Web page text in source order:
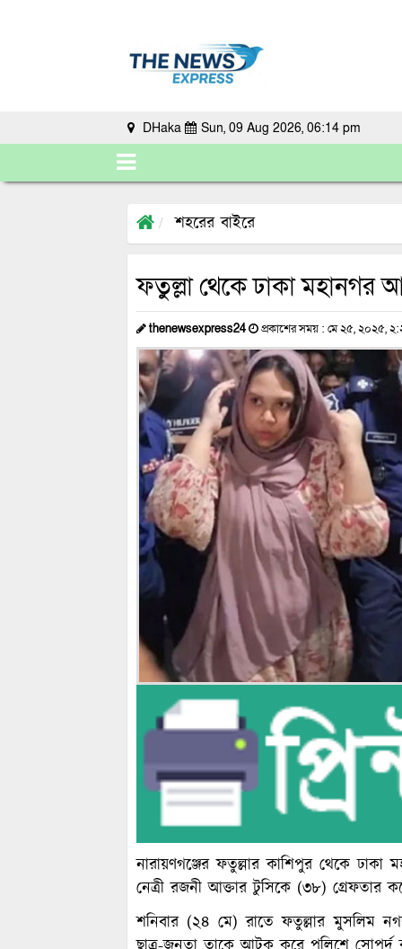
DHaka Sun, 09 Aug 2026, 06:14 pm
শহরের বাইরে
ফতুল্লা থেকে ঢাকা মহানগর
thenewsexpress24 প্রকাশের সময় : মে ২৫, ২০২৫,
নারায়ণগঞ্জের ফতুল্লার কাশিপুর থেকে
নেত্রী রজনী আক্তার টুসিকে (৩৮) গ্রেফতার
শনিবার (২৪ মে) রাতে ফতুল্লার মুসলিম